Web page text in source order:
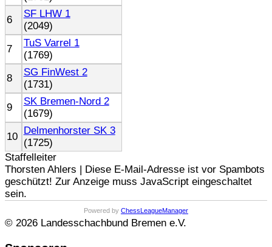
6
SF LHW 1
(2049)
7
TuS Varrel 1
(1769)
8
SG FinWest 2
(1731)
9
SK Bremen-Nord 2
(1679)
10
Delmenhorster SK 3
(1725)
Staffelleiter
Thorsten Ahlers |
Diese E-Mail-Adresse ist vor Spambots
geschützt! Zur Anzeige muss JavaScript eingeschaltet
sein.
Powered by ChessLeagueManager
© 2026 Landesschachbund Bremen e.V.